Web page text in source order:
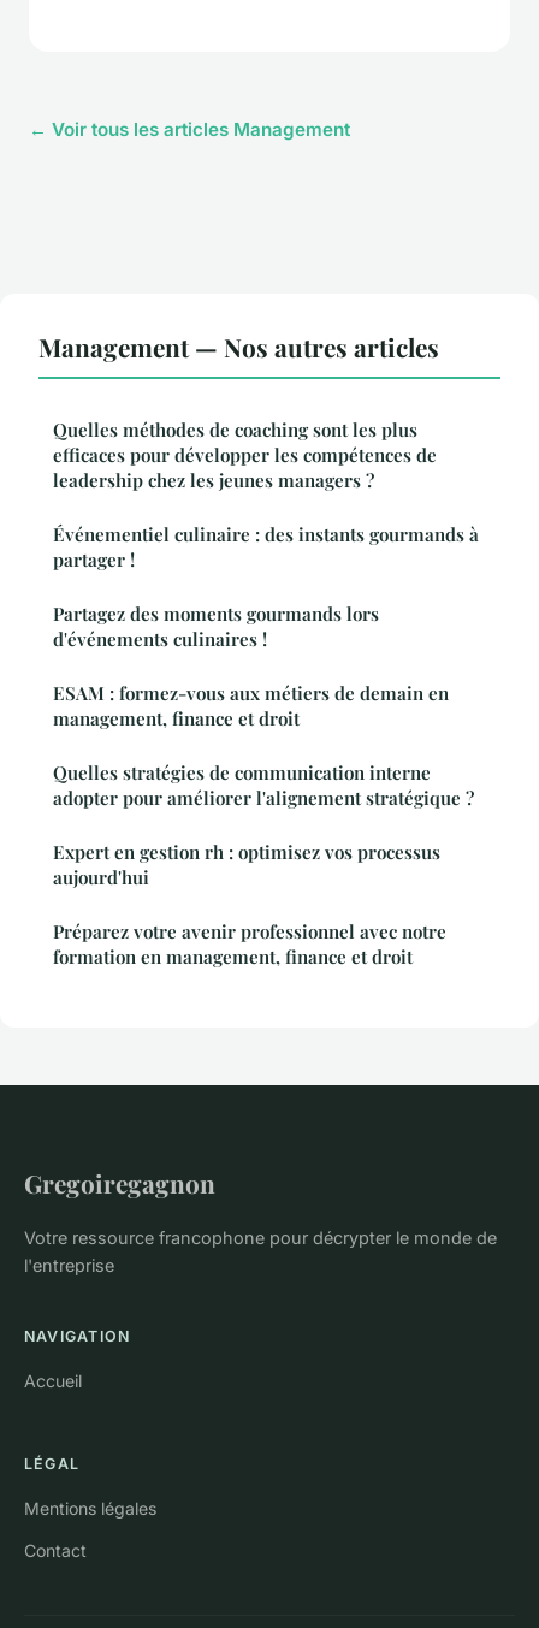
← Voir tous les articles Management
Management — Nos autres articles
Quelles méthodes de coaching sont les plus
efficaces pour développer les compétences de
leadership chez les jeunes managers ?
Événementiel culinaire : des instants gourmands à
partager !
Partagez des moments gourmands lors
d'événements culinaires !
ESAM : formez-vous aux métiers de demain en
management, finance et droit
Quelles stratégies de communication interne
adopter pour améliorer l'alignement stratégique ?
Expert en gestion rh : optimisez vos processus
aujourd'hui
Préparez votre avenir professionnel avec notre
formation en management, finance et droit
Gregoiregagnon
Votre ressource francophone pour décrypter le monde de
l'entreprise
NAVIGATION
Accueil
LÉGAL
Mentions légales
Contact